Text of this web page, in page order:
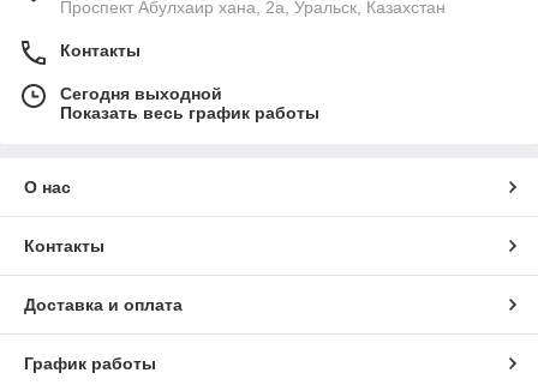
Проспект Абулхаир хана, 2а, Уральск, Казахстан
Контакты
Сегодня выходной
Показать весь график работы
О нас
Контакты
Доставка и оплата
График работы